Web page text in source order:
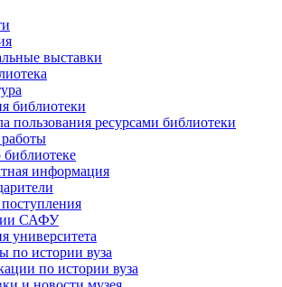
выставки
библиотеки
пользования ресурсами библиотеки
информация
САФУ
университета
по истории вуза
по истории вуза